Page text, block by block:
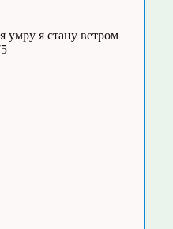
умру я стану ветром